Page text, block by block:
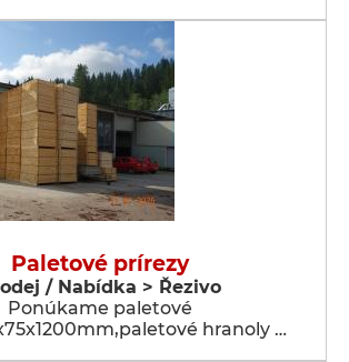
Paletové prírezy
/ Nabídka > Řezivo
Ponúkame paletové
hranoly …